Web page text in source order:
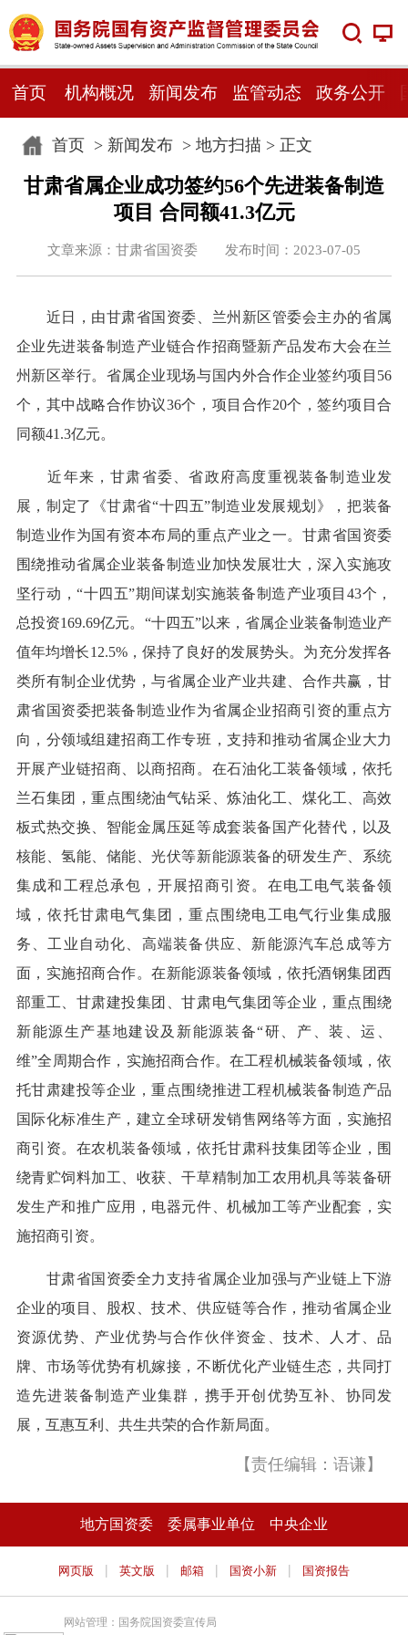
首页 机构概况 新闻发布 监管动态 政务公开
首页> 新闻发布> 地方扫描 > 正文
甘肃省属企业成功签约56个先进装备制造
项目 合同额41.3亿元
文章来源：甘肃省国资委 发布时间：2023-07-05
近日，由甘肃省国资委、兰州新区管委会主办的省属
企业先进装备制造产业链合作招商暨新产品发布大会在兰
州新区举行。省属企业现场与国内外合作企业签约项目56
个，其中战略合作协议36个，项目合作20个，签约项目合
同额41.3亿元。
近年来，甘肃省委、省政府高度重视装备制造业发
展，制定了《甘肃省“十四五”制造业发展规划》，把装备
制造业作为国有资本布局的重点产业之一。甘肃省国资委
围绕推动省属企业装备制造业加快发展壮大，深入实施攻
坚行动，“十四五”期间谋划实施装备制造产业项目43个，
总投资169.69亿元。“十四五”以来，省属企业装备制造业产
值年均增长12.5%，保持了良好的发展势头。为充分发挥各
类所有制企业优势，与省属企业产业共建、合作共赢，甘
肃省国资委把装备制造业作为省属企业招商引资的重点方
向，分领域组建招商工作专班，支持和推动省属企业大力
开展产业链招商、以商招商。在石油化工装备领域，依托
兰石集团，重点围绕油气钻采、炼油化工、煤化工、高效
板式热交换、智能金属压延等成套装备国产化替代，以及
核能、氢能、储能、光伏等新能源装备的研发生产、系统
集成和工程总承包，开展招商引资。在电工电气装备领
域，依托甘肃电气集团，重点围绕电工电气行业集成服
务、工业自动化、高端装备供应、新能源汽车总成等方
面，实施招商合作。在新能源装备领域，依托酒钢集团西
部重工、甘肃建投集团、甘肃电气集团等企业，重点围绕
新能源生产基地建设及新能源装备“研、产、装、运、
维”全周期合作，实施招商合作。在工程机械装备领域，依
托甘肃建投等企业，重点围绕推进工程机械装备制造产品
国际化标准生产，建立全球研发销售网络等方面，实施招
商引资。在农机装备领域，依托甘肃科技集团等企业，围
绕青贮饲料加工、收获、干草精制加工农用机具等装备研
发生产和推广应用，电器元件、机械加工等产业配套，实
施招商引资。
甘肃省国资委全力支持省属企业加强与产业链上下游
企业的项目、股权、技术、供应链等合作，推动省属企业
资源优势、产业优势与合作伙伴资金、技术、人才、品
牌、市场等优势有机嫁接，不断优化产业链生态，共同打
造先进装备制造产业集群，携手开创优势互补、协同发
展，互惠互利、共生共荣的合作新局面。
【责任编辑：语谦】
地方国资委 委属事业单位 中央企业
网页版 | 英文版 | 邮箱 | 国资小新 | 国资报告
网站管理：国务院国资委宣传局